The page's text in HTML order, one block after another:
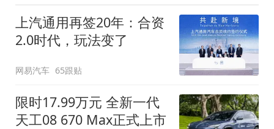
上汽通用再签20年：合资
2.0时代，玩法变了
网易汽车 65跟贴
限时17.99万元 全新一代
天工08 670 Max正式上市